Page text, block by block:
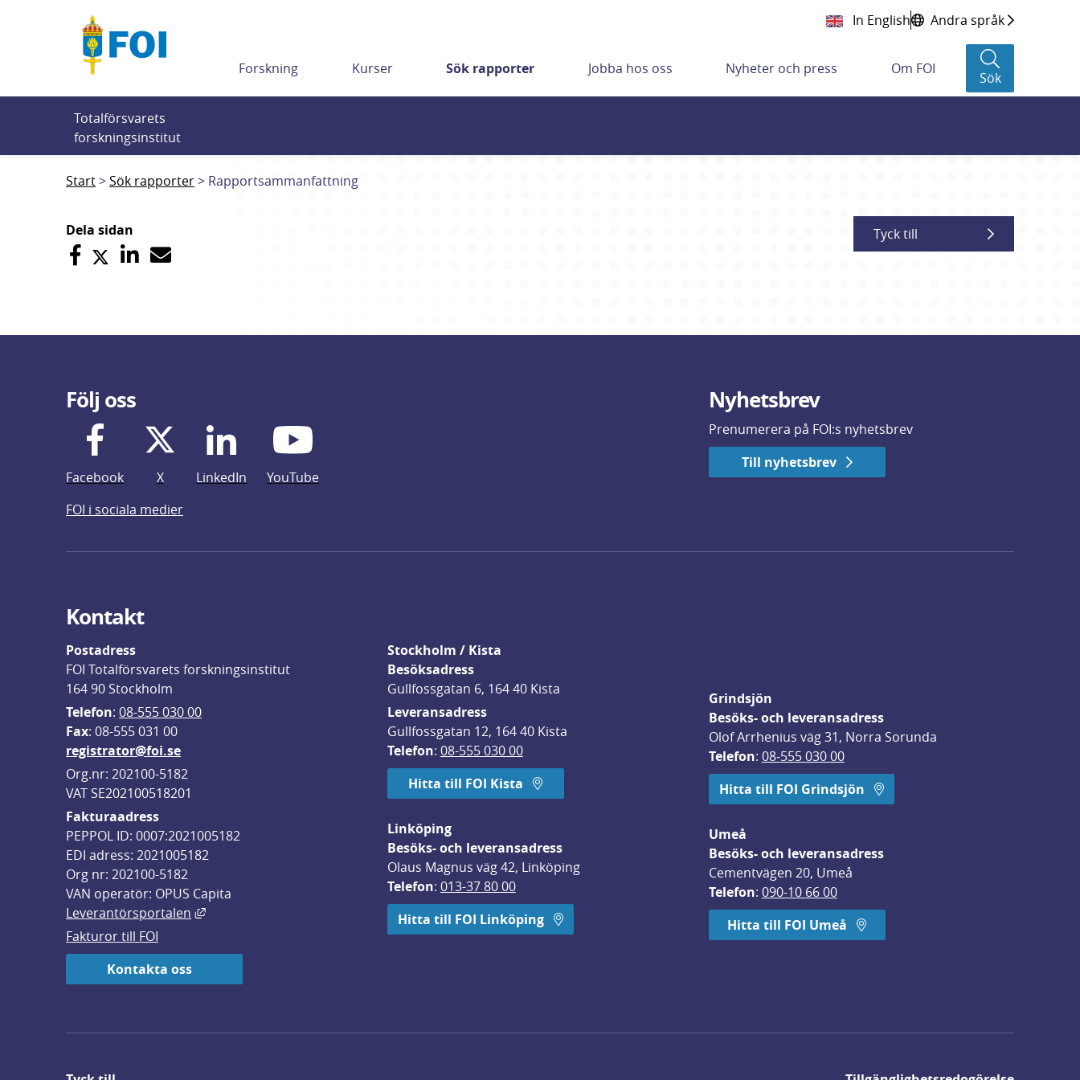
In English Andra språk
Forskning Kurser Sök rapporter Jobba hos oss Nyheter och press Om FOI
Sök
Totalförsvarets
forskningsinstitut
Start Sök rapporter Rapportsammanfattning
Dela sidan Tyck till
Följ oss
Facebook X LinkedIn
YouTube
FOI i sociala medier
Nyhetsbrev
Prenumerera på FOI:s nyhetsbrev
Till nyhetsbrev
Kontakt
Postadress
FOI Totalförsvarets forskningsinstitut
164 90 Stockholm
Telefon: 08-555 030 00
Fax: 08-555 031 00
registrator@foi.se
Org.nr: 202100-5182
VAT SE202100518201
Fakturaadress
PEPPOL ID: 0007:2021005182
EDI adress: 2021005182
Org nr: 202100-5182
VAN operatör: OPUS Capita
Leverantörsportalen
Länk till annan webbplats, öppnas i nytt fönster.
Fakturor till FOI
Kontakta oss
Stockholm / Kista
Besöksadress
Gullfossgatan 6, 164 40 Kista
Leveransadress
Gullfossgatan 12, 164 40 Kista
Telefon: 08-555 030 00
Hitta till FOI Kista
Linköping
Besöks- och leveransadress
Olaus Magnus väg 42, Linköping
Telefon: 013-37 80 00
Hitta till FOI Linköping
Grindsjön
Besöks- och leveransadress
Olof Arrhenius väg 31, Norra Sorunda
Telefon: 08-555 030 00
Hitta till FOI Grindsjön
Umeå
Besöks- och leveransadress
Cementvägen 20, Umeå
Telefon: 090-10 66 00
Hitta till FOI Umeå